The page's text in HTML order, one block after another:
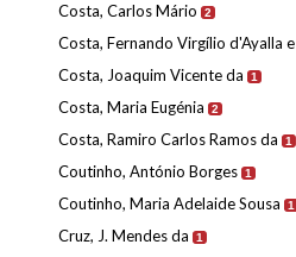
Costa, Carlos Mário 2
Costa, Fernando Virgílio d'Ayalla e
Costa, Joaquim Vicente da 1
Costa, Maria Eugénia 2
Costa, Ramiro Carlos Ramos da 1
Coutinho, António Borges 1
Coutinho, Maria Adelaide Sousa 1
Cruz, J. Mendes da 1